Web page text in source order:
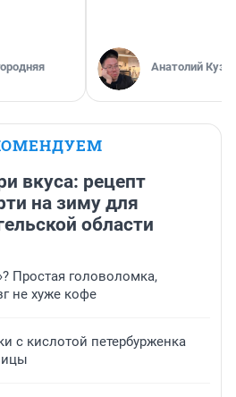
Анатолий
вкуса: рецепт
на зиму для
области
Простая головоломка,
не хуже кофе
с кислотой петербурженка